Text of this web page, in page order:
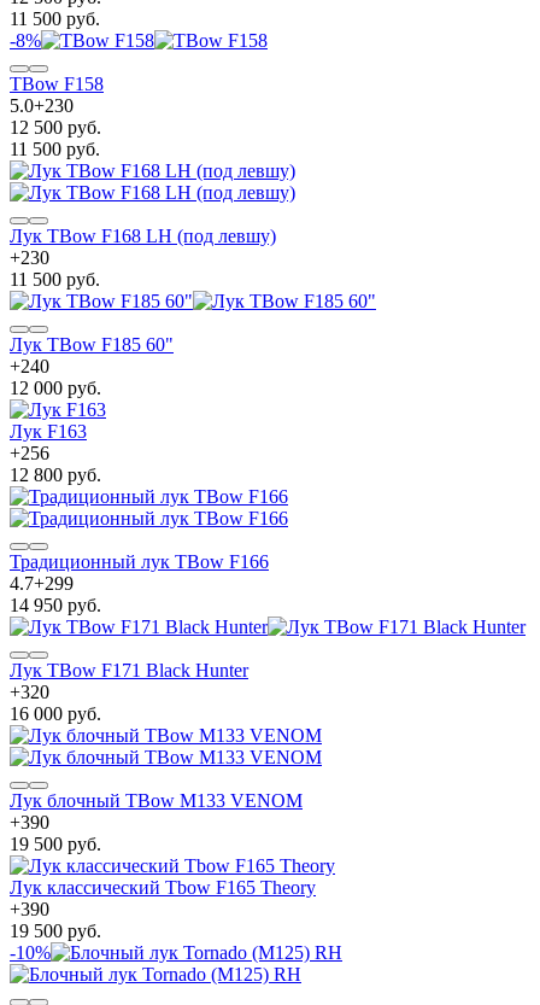
11 500 руб.
-8%
TBow F158
5.0+230
12 500 руб.
11 500 руб.
Лук TBow F168 LH (под левшу)
+230
11 500 руб.
Лук TBow F185 60"
+240
12 000 руб.
Лук F163
+256
12 800 руб.
Традиционный лук TBow F166
4.7+299
14 950 руб.
Лук TBow F171 Black Hunter
+320
16 000 руб.
Лук блочный TBow M133 VENOM
+390
19 500 руб.
Лук классический Tbow F165 Theory
+390
19 500 руб.
-10%